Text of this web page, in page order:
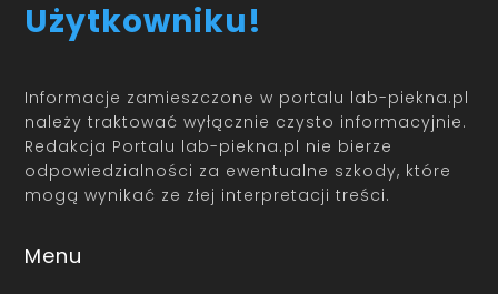
Użytkowniku!
Informacje zamieszczone w portalu lab-piekna.pl
należy traktować wyłącznie czysto informacyjnie.
Redakcja Portalu lab-piekna.pl nie bierze
odpowiedzialności za ewentualne szkody, które
mogą wynikać ze złej interpretacji treści.
Menu